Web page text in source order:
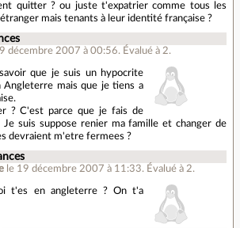
quitter ? ou juste t'expatrier comme tous les
mais tenants à leur identité française ?
décembre 2007 à 00:56.Évalué à 2.
que je suis un hypocrite
Angleterre mais que je tiens a
? C'est parce que je fais de
Je suis suppose renier ma famille et changer de
devraient m'etre fermees ?
le 19 décembre 2007 à 11:33. Évalué à 2.
t'es en angleterre ? On t'a